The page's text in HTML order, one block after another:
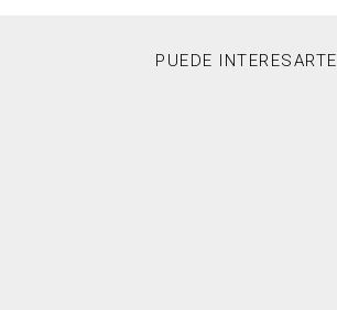
PUEDE INTERESARTE